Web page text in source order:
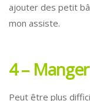
ajouter des petit
mon assiste.
4 –
Peut être plus